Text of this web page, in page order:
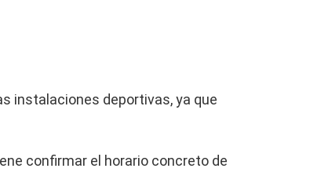
instalaciones deportivas, ya que
confirmar el horario concreto de